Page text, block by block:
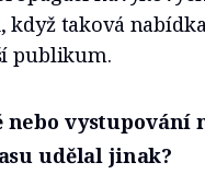
když taková
publikum.
nebo vystupování
udělal jinak?